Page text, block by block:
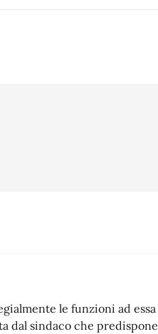
le funzioni ad essa
dal sindaco che predispone